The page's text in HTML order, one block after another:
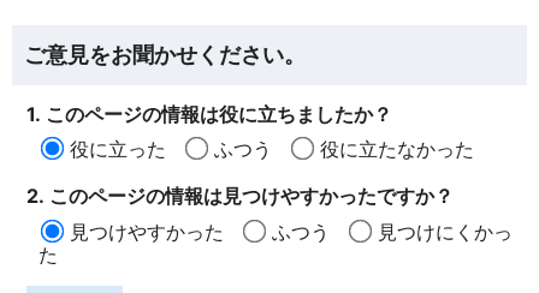
ご意見をお聞かせください。
1. このページの情報は役に立ちましたか？
役に立った
ふつう
役に立たなかった
2. このページの情報は見つけやすかったですか？
見つけやすかった
ふつう
見つけにくかっ
た